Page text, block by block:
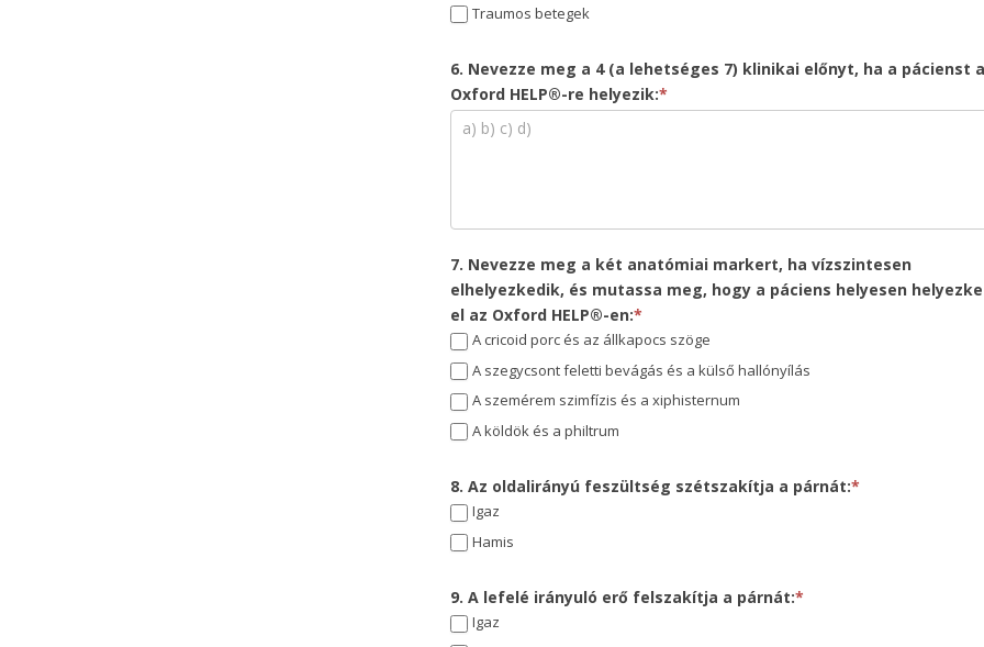
Traumos betegek
6. Nevezze meg a 4 (a lehetséges 7) klinikai előnyt, ha a pácienst
Oxford HELP®-re helyezik:*
7. Nevezze meg a két anatómiai markert, ha vízszintesen
elhelyezkedik, és mutassa meg, hogy a páciens helyesen
el az Oxford HELP®-en:*
A cricoid porc és az állkapocs szöge
A szegycsont feletti bevágás és a külső hallónyílás
A szemérem szimfízis és a xiphisternum
A köldök és a philtrum
8. Az oldalirányú feszültség szétszakítja a párnát:*
Igaz
Hamis
9. A lefelé irányuló erő felszakítja a párnát:*
Igaz